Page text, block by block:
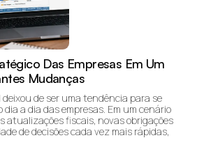
Das Empresas Em Um
Mudanças
de ser uma tendência para se
a dia das empresas. Em um cenário
atualizações fiscais, novas obrigações
de decisões cada vez mais rápidas,